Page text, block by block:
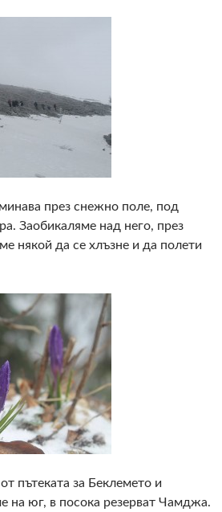
през снежно поле, под
Заобикаляме над него, през
някой да се хлъзне и да полети
пътеката за Беклемето и
на юг, в посока резерват Чамджа.